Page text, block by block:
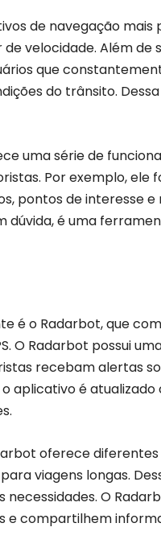
de navegação
velocidade. Além de
que
do trânsito.
uma série de
Por exemplo,
pontos de interesse
dúvida, é uma
é o Radarbot, que
O Radarbot possui
recebam alertas
o aplicativo é
oferece
viagens longas.
O
e compartilhem